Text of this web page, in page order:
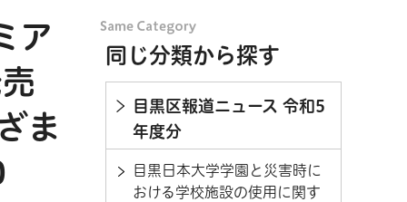
ア
ま
同じ分類から探す
目黒区報道ニュース 令和5
年度分
目黒日本大学学園と災害時に
おける学校施設の使用に関す